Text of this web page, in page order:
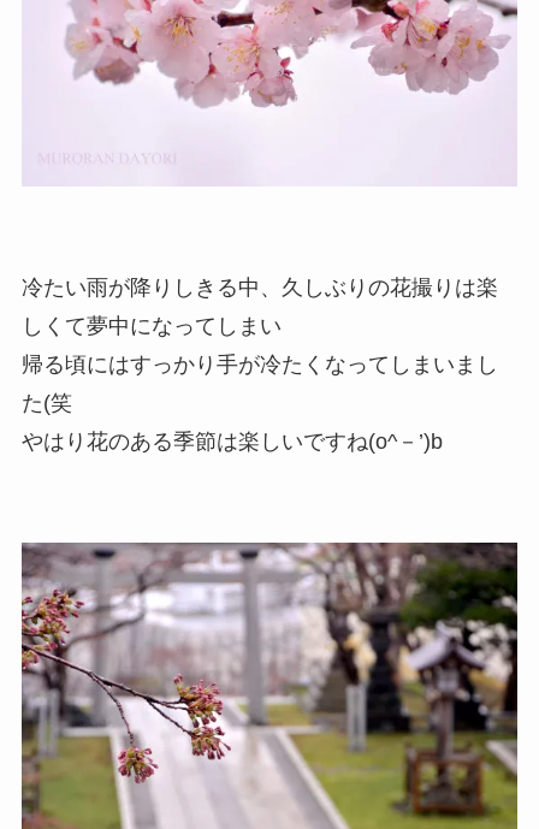
冷たい雨が降りしきる中、久しぶりの花撮りは楽
しくて夢中になってしまい
帰る頃にはすっかり手が冷たくなってしまいまし
た(笑
やはり花のある季節は楽しいですね(o^－’)b